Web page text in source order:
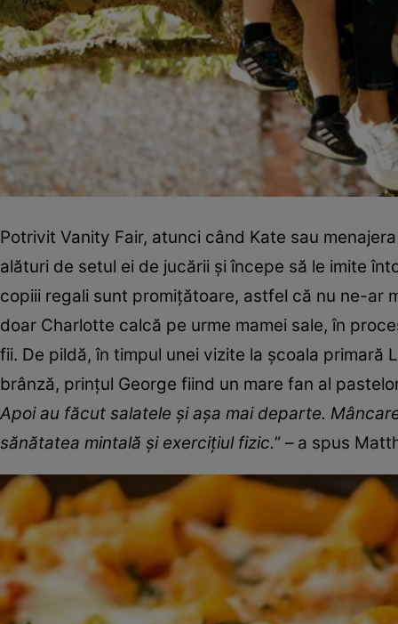
Potrivit Vanity Fair, atunci când Kate sau
alături de setul ei de jucării și începe să le imite
copiii regali sunt promițătoare, astfel că nu ne-ar
doar Charlotte calcă pe urme mamei sale, în
fii. De pildă, în timpul unei vizite la școala
brânză, prințul George fiind un mare fan al
Apoi au făcut salatele și așa mai departe.
sănătatea mintală și exercițiul fizic.” – a spus